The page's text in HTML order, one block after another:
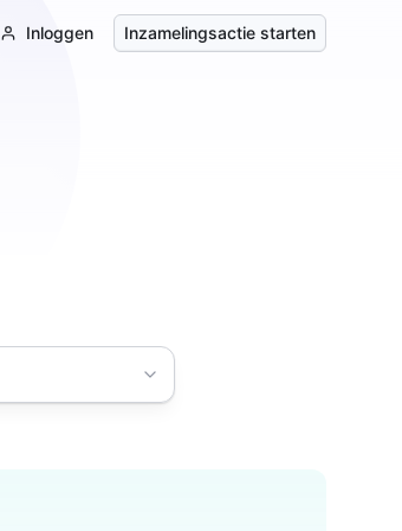
Inloggen Inzamelingsactie starten